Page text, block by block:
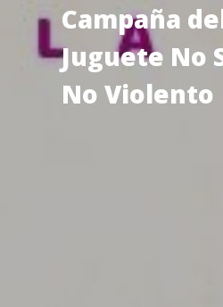
Campaña
Juguete No
No Violento